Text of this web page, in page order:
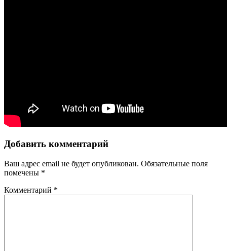
Добавить комментарий
Ваш адрес email не будет опубликован. Обязательные поля
помечены *
Комментарий *